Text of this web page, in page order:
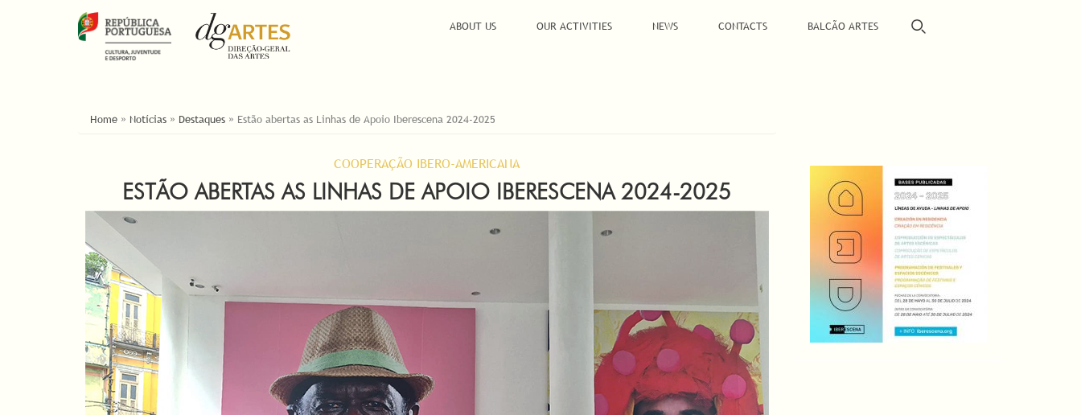
ABOUT US OUR ACTIVITIES NEWS CONTACTS BALCÃO ARTES
YOU ARE HERE
Home » Notícias » Destaques » Estão abertas as Linhas de Apoio Iberescena 2024-2025
COOPERAÇÃO IBERO-AMERICANA
ESTÃO ABERTAS AS LINHAS DE APOIO IBERESCENA 2024-2025